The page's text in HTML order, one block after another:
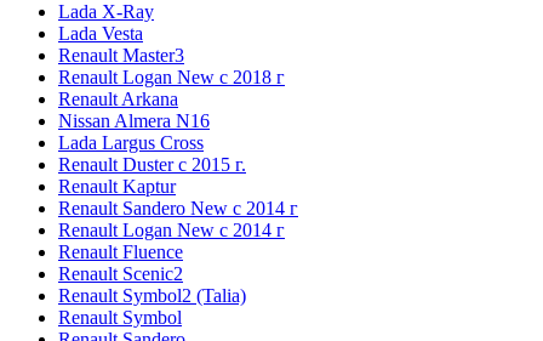
Lada X-Ray
Lada Vesta
Renault Master3
Renault Logan New с 2018 г
Renault Arkana
Nissan Almera N16
Lada Largus Cross
Renault Duster с 2015 г.
Renault Kaptur
Renault Sandero New с 2014 г
Renault Logan New с 2014 г
Renault Fluence
Renault Scenic2
Renault Symbol2 (Talia)
Renault Symbol